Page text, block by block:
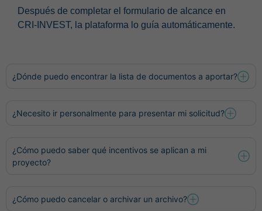
Después de completar el formulario de alcance en
CRI-INVEST, la plataforma lo guía automáticamente.
¿Dónde puedo encontrar la lista de documentos a aportar?
¿Necesito ir personalmente para presentar mi solicitud?
¿Cómo puedo saber qué incentivos se aplican a mi
proyecto?
¿Cómo puedo cancelar o archivar un archivo?